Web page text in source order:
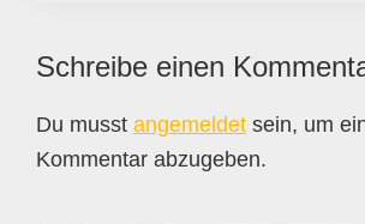
Leser-
Interaktionen
Schreibe einen
Du musst angemeldet sein, um
Kommentar abzugeben.